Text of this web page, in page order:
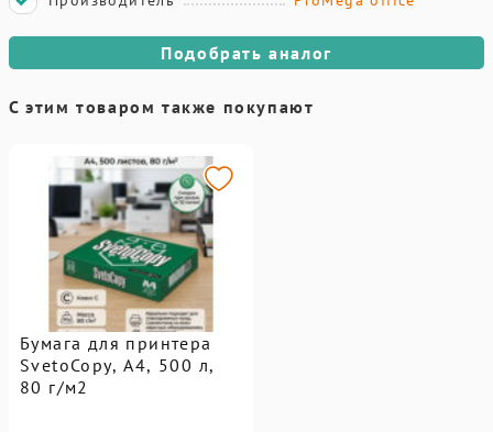
Подобрать аналог
С этим товаром также покупают
Бумага для принтера
SvetoCopy, A4, 500 л,
80 г/м2